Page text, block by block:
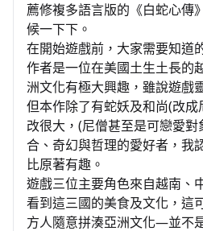
薦修複多語言版的《白蛇心傳
候一下下。
在開始遊戲前，大家需要知道
作者是一位在美國土生土長的
洲文化有極大興趣，雖說遊戲
但本作除了有蛇妖及和尚(改
改很大，(尼僧甚至是可戀愛
合、奇幻與哲理的愛好者，我
比原著有趣。
遊戲三位主要角色來自越南、
看到這三國的美食及文化，這
方人隨意拼湊亞洲文化—並不